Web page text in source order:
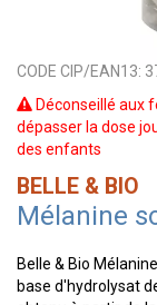
CODE CIP/EAN13:
Déconseillé aux
dépasser la dose
des enfants
BELLE & BIO
Mélanine
Belle & Bio
base d'hydrolysat